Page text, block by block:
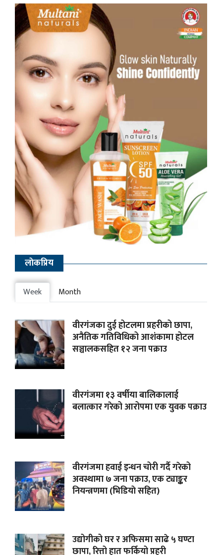
लाेकप्रिय
Week Month
वीरगंजका दुई होटलमा प्रहरीको छापा,
अनैतिक गतिविधिको आशंकामा होटल
सञ्चालकसहित १२ जना पक्राउ
वीरगंजमा १३ वर्षीया बालिकालाई
बलात्कार गरेको आरोपमा एक युवक पक्राउ
वीरगंजमा हवाई इन्धन चोरी गर्दै गरेको
अवस्थामा ७ जना पक्राउ, एक ट्याङ्कर
नियन्त्रणमा (भिडियाे सहित)
उद्योगीको घर र अफिसमा साढे ५ घण्टा
छापा, रित्तो हात फर्कियो प्रहरी